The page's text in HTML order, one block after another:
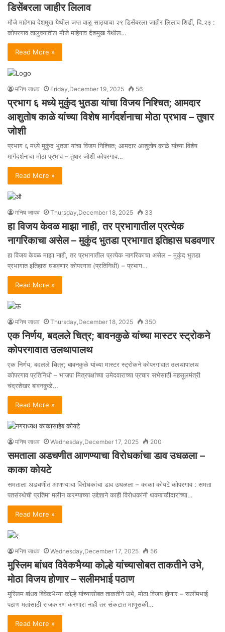
डिसेंबरला जाहीर लिलाव
मौजे माहेगाव देशमुख येथील जप्त वाळू साठ्याचा २९ डिसेंबरला जाहीर लिलाव शिर्डी, दि.२३ :
कोपरगाव तालुक्यातील मौजे माहेगाव देशमुख येथील…
Read More »
मनिष जाधव Friday,December 19, 2025 56
प्रभाग ६ मध्ये मुकुंद भुतडा यांचा विजय निश्चित; आमदार
आशुतोष काळे यांच्या विशेष मार्गदर्शनाचा मोठा प्रभाव – तुषार
जोशी
प्रभाग ६ मध्ये मुकुंद भुतडा यांचा विजय निश्चित; आमदार आशुतोष काळे यांच्या विशेष
मार्गदर्शनाचा मोठा प्रभाव – तुषार जोशी कोपरगाव…
Read More »
मनिष जाधव Thursday,December 18, 2025 33
हा विजय केवळ माझा नाही, तर प्रभागातील प्रत्येक
नागरिकाचा असेल – मुकुंद भुतडा प्रभागात इतिहास घडवणार
हा विजय केवळ माझा नाही, तर प्रभागातील प्रत्येक नागरिकाचा असेल – मुकुंद भुतडा
प्रभागात इतिहास घडवणार कोपरगाव (प्रतिनिधी) – प्रभाग…
Read More »
मनिष जाधव Thursday,December 18, 2025 350
एक निर्णय, बदलले चित्र; बावनकुळे यांच्या मास्टर स्ट्रोकने
कोपरगावात उलथापालथ
एक निर्णय, बदलले चित्र; बावनकुळे यांच्या मास्टर स्ट्रोकने कोपरगावात उलथापालथ
कोपरगाव प्रतिनिधी – भाजपा मित्रपक्षांच्या उमेदवाराच्या प्रचार सभेसाठी महसूलमंत्री
चंद्रशेखर बावनकुळे…
Read More »
मनिष जाधव Wednesday,December 17, 2025 200
समताला अडचणीत आणण्याचा विरोधकांचा डाव उधळला –
काका कोयटे
समताला अडचणीत आणण्याचा विरोधकांचा डाव उधळला – काका कोयटे कोपरगाव : समता
पतसंस्थेची प्रतिमा मलीन करण्याच्या उद्देशाने काही विरोधकांनी थकबाकीदारांच्या…
Read More »
मनिष जाधव Wednesday,December 17, 2025 56
मुस्लिम बांधव विवेकभैय्या कोल्हे यांच्यासोबत ताकतीने उभे,
मोठा विजय होणार – सलीमभाई पठाण
मुस्लिम बांधव विवेकभैय्या कोल्हे यांच्यासोबत ताकतीने उभे, मोठा विजय होणार – सलीमभाई
पठाण मतांसाठी राजकारण करणारा नाही तर संकटात माणूसकी…
Read More »